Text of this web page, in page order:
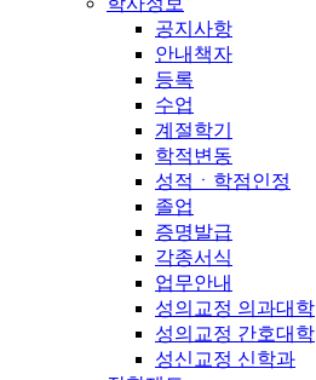
공지사항
안내책자
등록
수업
계절학기
학적변동
성적ㆍ학점인정
졸업
증명발급
각종서식
업무안내
성의교정 의과대학
성의교정 간호대학
성신교정 신학과